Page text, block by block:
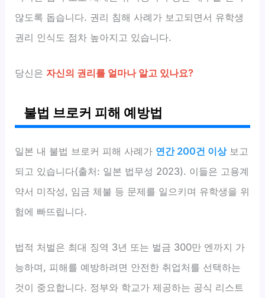
않도록 돕습니다. 권리 침해 사례가 보고되면서 유학생
권리 인식도 점차 높아지고 있습니다.
당신은자신의 권리를 얼마나 알고 있나요?
불법 브로커 피해 예방법
일본 내 불법 브로커 피해 사례가 연간 200건 이상보고
되고 있습니다(출처: 일본 법무성 2023). 이들은 고용계
약서 미작성, 임금 체불 등 문제를 일으키며 유학생을 위
험에 빠뜨립니다.
법적 처벌은 최대 징역 3년 또는 벌금 300만 엔까지 가
능하며, 피해를 예방하려면 안전한 취업처를 선택하는
것이 중요합니다. 정부와 학교가 제공하는 공식 리스트